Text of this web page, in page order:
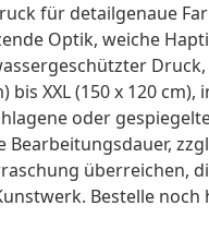
für detailgenaue
Optik, weiche
bis XXL (150 x 120
oder
Bearbeitungsdauer,
überreichen,
Bestelle